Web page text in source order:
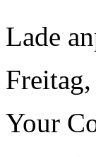
Lade
Your